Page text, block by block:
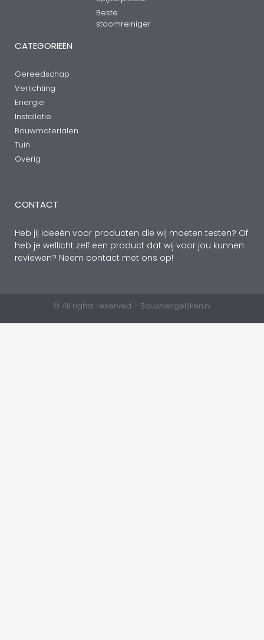
Beste
stoomreiniger
CATEGORIEËN
Gereedschap
Verlichting
Energie
Installatie
Bouwmaterialen
Tuin
Overig
CONTACT
Heb jij ideeën voor producten die wij moeten testen? Of
heb je wellicht zelf een product dat wij voor jou kunnen
reviewen? Neem contact met ons op!
© All rights reserved - Bouwvergelijken.nl